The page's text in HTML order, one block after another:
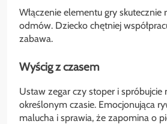
Włączenie elementu gry skutecznie
odmów. Dziecko chętniej
zabawa.
Wyścig z czasem
Ustaw zegar czy stoper i
określonym czasie. Emocjonująca
malucha i sprawia, że zapomina o